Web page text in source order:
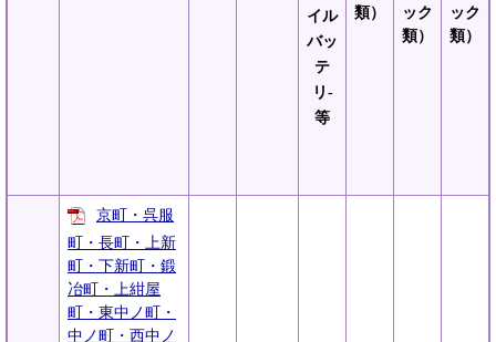
イル
バッ
テ
リ-
等
類）
ック
類）
ック
類）
京町・呉服
町・長町・上新
町・下新町・鍛
冶町・上紺屋
町・東中ノ町・
中ノ町・西中ノ